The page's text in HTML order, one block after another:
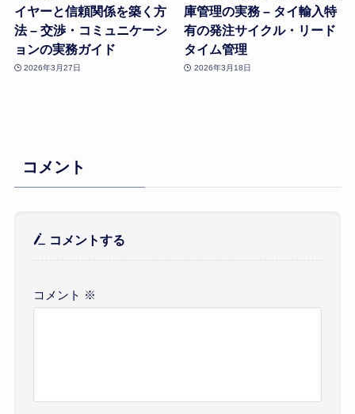
イヤーと信頼関係を築く方
法 – 交渉・コミュニケーシ
ョンの実務ガイド
2026年3月27日
庫管理の実務 – タイ輸入特
有の発注サイクル・リード
タイム管理
2026年3月18日
コメント
コメントする
コメント ※